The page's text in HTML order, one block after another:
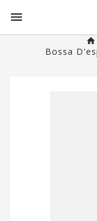

Bossa